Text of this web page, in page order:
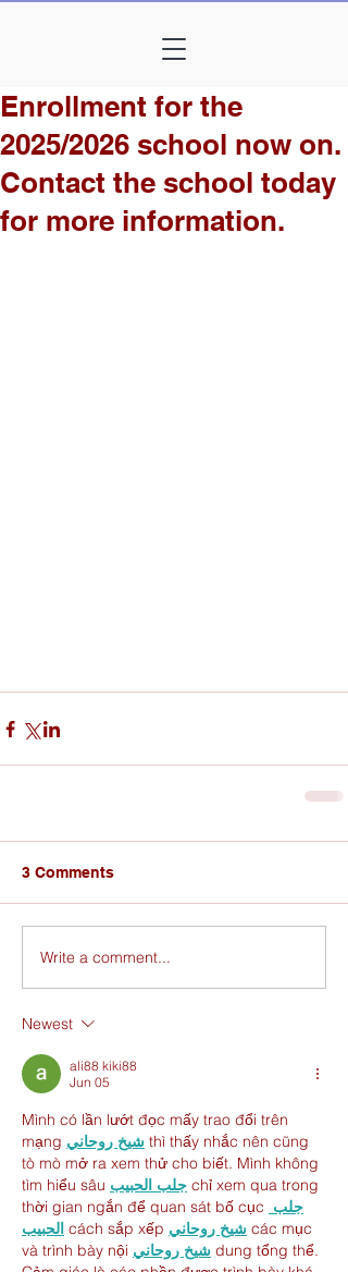
Enrollment for the
2025/2026 school now on.
Contact the school today
for more information.
3 Comments
Write a comment...
Newest
ali88 kiki88
Jun 05
Mình có lần lướt đọc mấy trao đổi trên
mạng شيخ روحاني thì thấy nhắc nên cũng
tò mò mở ra xem thử cho biết. Mình không
tìm hiểu sâu جلب الحبيب chỉ xem qua trong
thời gian ngắn để quan sát bố cục جلب
الحبيب cách sắp xếp شيخ روحاني các mục
và trình bày nội شيخ روحاني dung tổng thể.